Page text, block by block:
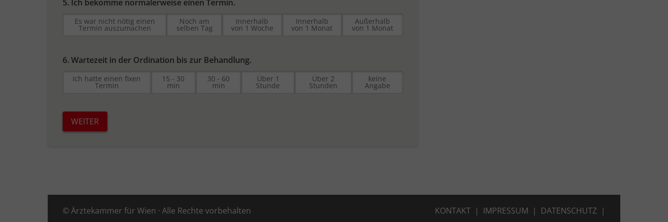
5. Ich bekomme normalerweise einen Termin.
Es war nicht nötig einen
Termin auszumachen
Noch am
selben Tag
Innerhalb
von 1 Woche
Innerhalb
von 1 Monat
Außerhalb
von 1 Monat
6. Wartezeit in der Ordination bis zur Behandlung.
Ich hatte einen fixen
Termin
15 - 30
min
30 - 60
min
Über 1
Stunde
Über 2
Stunden
keine
Angabe
WEITER
© Ärztekammer für Wien · Alle Rechte vorbehalten KONTAKT | IMPRESSUM | DATENSCHUTZ |